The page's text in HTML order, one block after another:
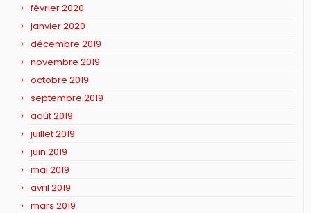
février 2020
janvier 2020
décembre 2019
novembre 2019
octobre 2019
septembre 2019
août 2019
juillet 2019
juin 2019
mai 2019
avril 2019
mars 2019